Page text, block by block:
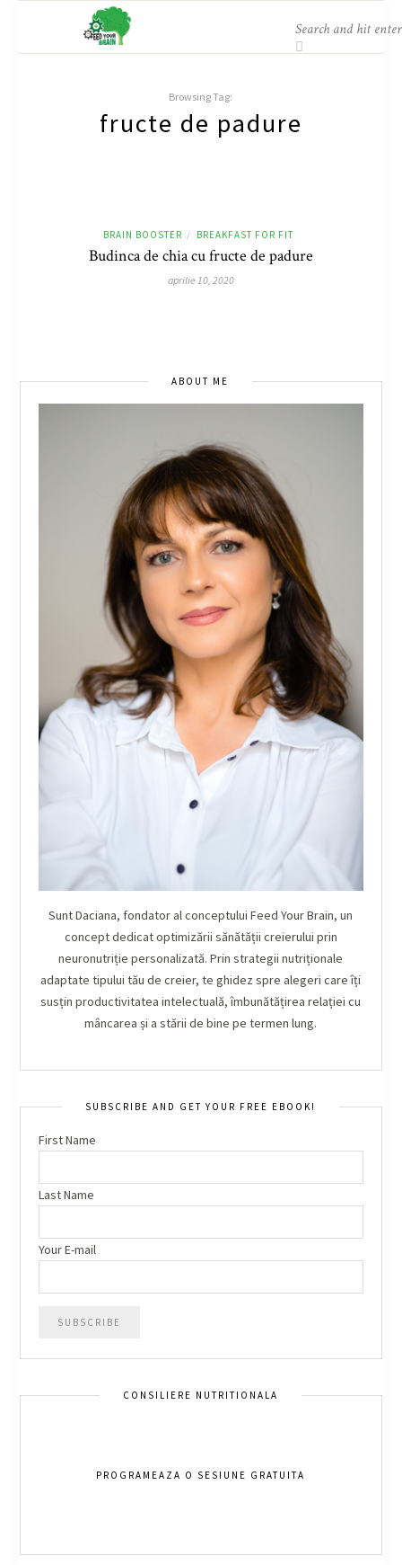
Browsing Tag:
fructe de padure
BRAIN BOOSTER / BREAKFAST FOR FIT
Budinca de chia cu fructe de padure
aprilie 10, 2020
ABOUT ME
Sunt Daciana, fondator al conceptului Feed Your Brain, un
concept dedicat optimizării sănătății creierului prin
neuronutriție personalizată. Prin strategii nutriționale
adaptate tipului tău de creier, te ghidez spre alegeri care îți
susțin productivitatea intelectuală, îmbunătățirea relației cu
mâncarea și a stării de bine pe termen lung.
SUBSCRIBE AND GET YOUR FREE EBOOK!
First Name
Last Name
Your E-mail
CONSILIERE NUTRITIONALA
PROGRAMEAZA O SESIUNE GRATUITA